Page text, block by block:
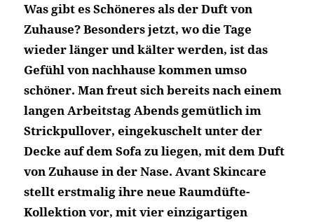
Was gibt es Schöneres als der Duft von
Zuhause? Besonders jetzt, wo die Tage
wieder länger und kälter werden, ist das
Gefühl von nachhause kommen umso
schöner. Man freut sich bereits nach einem
langen Arbeitstag Abends gemütlich im
Strickpullover, eingekuschelt unter der
Decke auf dem Sofa zu liegen, mit dem Duft
von Zuhause in der Nase. Avant Skincare
stellt erstmalig ihre neue Raumdüfte-
Kollektion vor, mit vier einzigartigen